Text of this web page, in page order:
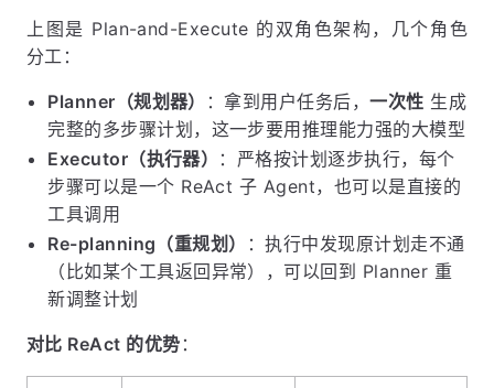
上图是 Plan-and-Execute 的双角色架构，几个角色
分工：
Planner（规划器） ：拿到用户任务后，一次性 生成
完整的多步骤计划，这一步要用推理能力强的大模型
Executor（执行器）
：严格按计划逐步执行，每个
步骤可以是一个 ReAct 子 Agent，也可以是直接的
工具调用
Re-planning（重规划）
：执行中发现原计划走不通
（比如某个工具返回异常），可以回到 Planner 重
新调整计划
对比 ReAct 的优势 ：